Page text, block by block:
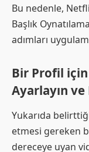
Bu nedenle,
Başlık
adımları
Bir Profil
Ayarlayın ve
Yukarıda
etmesi gereken
dereceye uyan